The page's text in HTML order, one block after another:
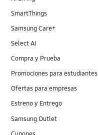
SmartThings
Samsung Care+
Select AI
Compra y Prueba
Promociones para estudiantes
Ofertas para empresas
Estreno y Entrego
Samsung Outlet